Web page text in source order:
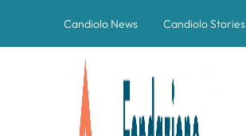
Candiolo News Candiolo Stories